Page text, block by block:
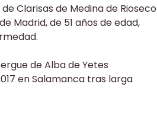
Clarisas de Medina de Rioseco
Madrid, de 51 años de edad,
de Alba de Yetes
en Salamanca tras larga